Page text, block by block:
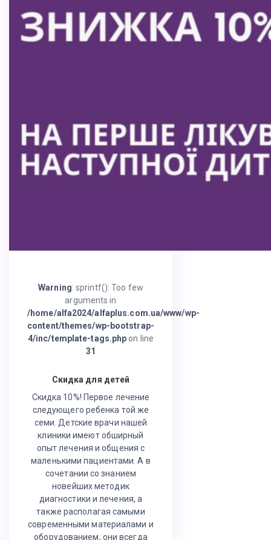
Warning: sprintf(): Too few
arguments in
/home/alfa2024/alfaplus.com.ua/www/wp-
content/themes/wp-bootstrap-
4/inc/template-tags.php on line
31
Скидка для детей
Скидка 10%! Первое лечение
следующего ребенка той же
семи. Детские врачи нашей
клиники имеют обширный
опыт лечения и общения с
маленькими пациентами. А в
сочетании со знанием
новейших методик
диагностики и лечения, а
также располагая самыми
современными материалами и
оборудованием, они всегда